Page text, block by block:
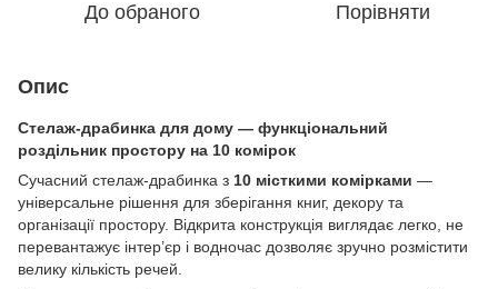
До обраного Порівняти
Опис
Стелаж-драбинка для дому — функціональний
роздільник простору на 10 комірок
Сучасний стелаж-драбинка з 10 місткими комірками —
універсальне рішення для зберігання книг, декору та
організації простору. Відкрита конструкція виглядає легко, не
перевантажує інтер’єр і водночас дозволяє зручно розмістити
велику кількість речей.